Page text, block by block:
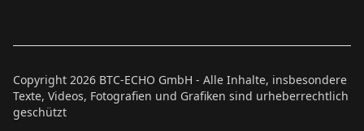
Copyright 2026 BTC-ECHO GmbH - Alle Inhalte, insbesondere
Texte, Videos, Fotografien und Grafiken sind urheberrechtlich
geschützt